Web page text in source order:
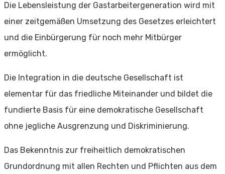
Die Lebensleistung der Gastarbeitergeneration wird mit
einer zeitgemäßen Umsetzung des Gesetzes erleichtert
und die Einbürgerung für noch mehr Mitbürger
ermöglicht.
Die Integration in die deutsche Gesellschaft ist
elementar für das friedliche Miteinander und bildet die
fundierte Basis für eine demokratische Gesellschaft
ohne jegliche Ausgrenzung und Diskriminierung.
Das Bekenntnis zur freiheitlich demokratischen
Grundordnung mit allen Rechten und Pflichten aus dem